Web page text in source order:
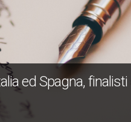
ed Spagna,